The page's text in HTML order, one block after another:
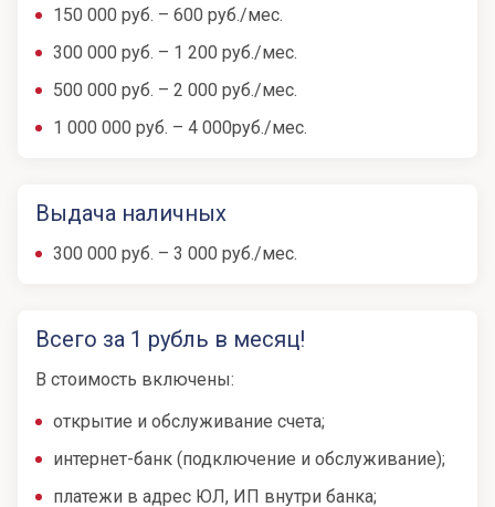
150 000 руб. – 600 руб./мес.
300 000 руб. – 1 200 руб./мес.
500 000 руб. – 2 000 руб./мес.
1 000 000 руб. – 4 000руб./мес.
Выдача наличных
300 000 руб. – 3 000 руб./мес.
Всего за 1 рубль в месяц!
В стоимость включены:
открытие и обслуживание счета;
интернет-банк (подключение и обслуживание);
платежи в адрес ЮЛ, ИП внутри банка;